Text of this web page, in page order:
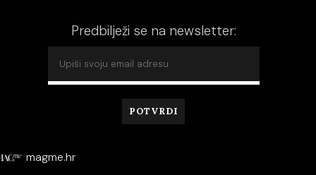
Predbilježi se na newsletter:
magme.hr